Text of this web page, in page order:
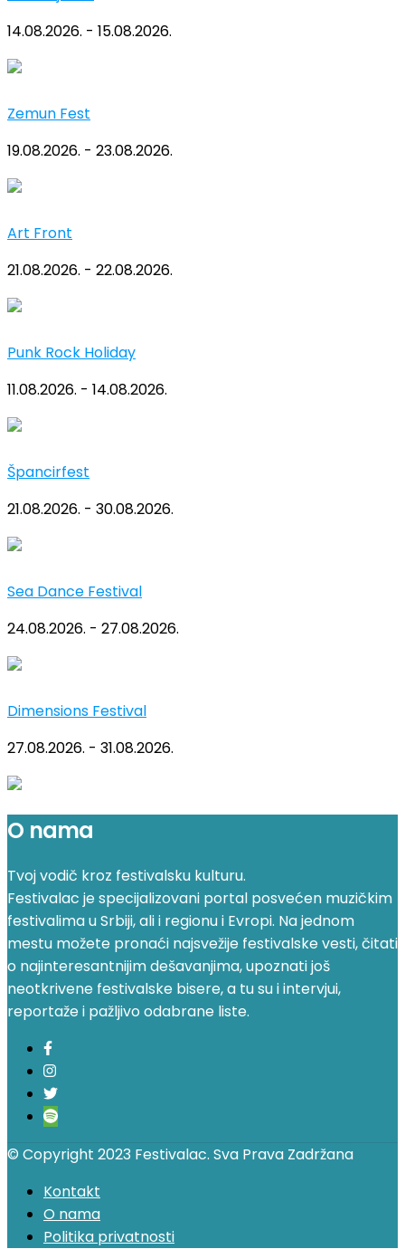
14.08.2026. - 15.08.2026.
Zemun Fest
19.08.2026. - 23.08.2026.
Art Front
21.08.2026. - 22.08.2026.
Punk Rock Holiday
11.08.2026. - 14.08.2026.
Špancirfest
21.08.2026. - 30.08.2026.
Sea Dance Festival
24.08.2026. - 27.08.2026.
Dimensions Festival
27.08.2026. - 31.08.2026.
O nama
Tvoj vodič kroz festivalsku kulturu.
Festivalac je specijalizovani portal posvećen muzičkim
festivalima u Srbiji, ali i regionu i Evropi. Na jednom
mestu možete pronaći najsvežije festivalske vesti, čitati
o najinteresantnijim dešavanjima, upoznati još
neotkrivene festivalske bisere, a tu su i intervjui,
reportaže i pažljivo odabrane liste.
© Copyright 2023 Festivalac. Sva Prava Zadržana
Kontakt
O nama
Politika privatnosti